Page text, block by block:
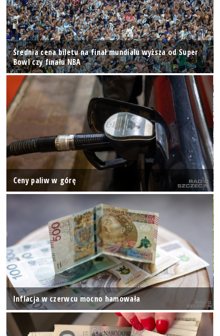
Średnia cena biletu na finał mundialu wyższa od Super
Bowl czy finału NBA
Ceny paliw w górę
Inflacja w czerwcu mocno hamowała